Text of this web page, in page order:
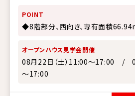
POINT
◆8階部分、西向き、専有面積
オープンハウス見学会開催
08月22日（土）11:00～17:00 /
～17:00